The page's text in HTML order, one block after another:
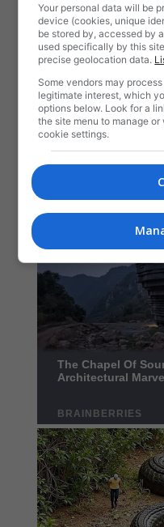
Your personal data will be
device (cookies, unique
be stored by, accessed by
used specifically by this
precise geolocation data.
Some vendors may
legitimate interest, which
options below. Look for a
the site menu to manage
cookie settings.